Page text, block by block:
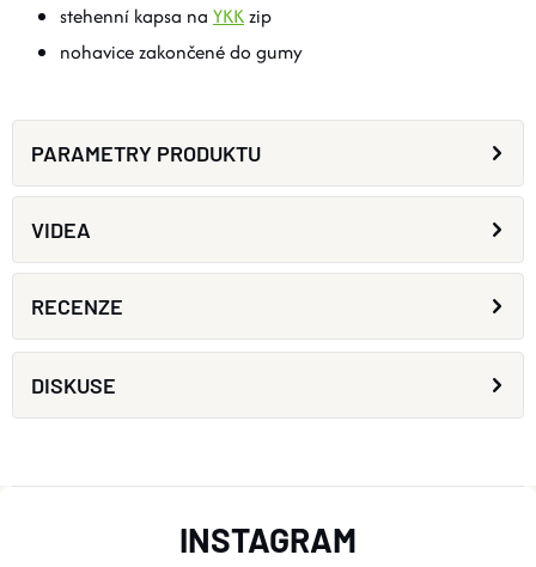
stehenní kapsa na YKKzip
nohavice zakončené do gumy
PARAMETRY PRODUKTU
VIDEA
RECENZE
DISKUSE
INSTAGRAM